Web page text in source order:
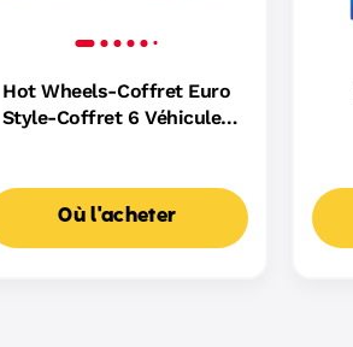
Hot Wheels-Coffret Euro
Style-Coffret 6 Véhicules
Où l'acheter